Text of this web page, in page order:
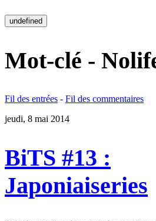
undefined
Mot-clé -
Fil des entrées - Fil des commentaires
jeudi, 8 mai 2014
BiTS #13 :
Japoniaiseries